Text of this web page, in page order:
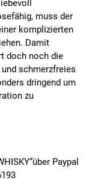
muss der
komplizierten
Damit
doch noch die
schmerzfreies
dringend um
zu
Paypal